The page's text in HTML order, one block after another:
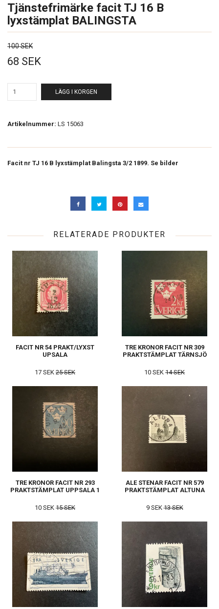
Tjänstefrimärke facit TJ 16 B
lyxstämplat BALINGSTA
100 SEK
68 SEK
LÄGG I KORGEN
Artikelnummer: LS 15063
Facit nr TJ 16 B lyxstämplat Balingsta 3/2 1899. Se bilder
RELATERADE PRODUKTER
FACIT NR 54 PRAKT/LYXST
UPSALA
17 SEK 25 SEK
TRE KRONOR FACIT NR 309
PRAKTSTÄMPLAT TÄRNSJÖ
10 SEK 14 SEK
TRE KRONOR FACIT NR 293
PRAKTSTÄMPLAT UPPSALA 1
10 SEK 15 SEK
ALE STENAR FACIT NR 579
PRAKTSTÄMPLAT ALTUNA
9 SEK13 SEK